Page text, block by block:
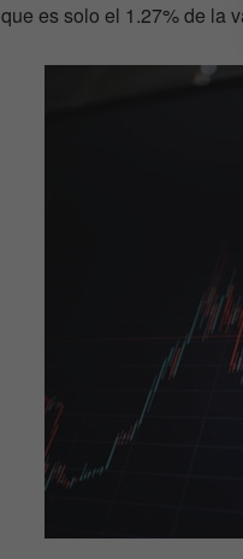
que es solo el 1.27% de la